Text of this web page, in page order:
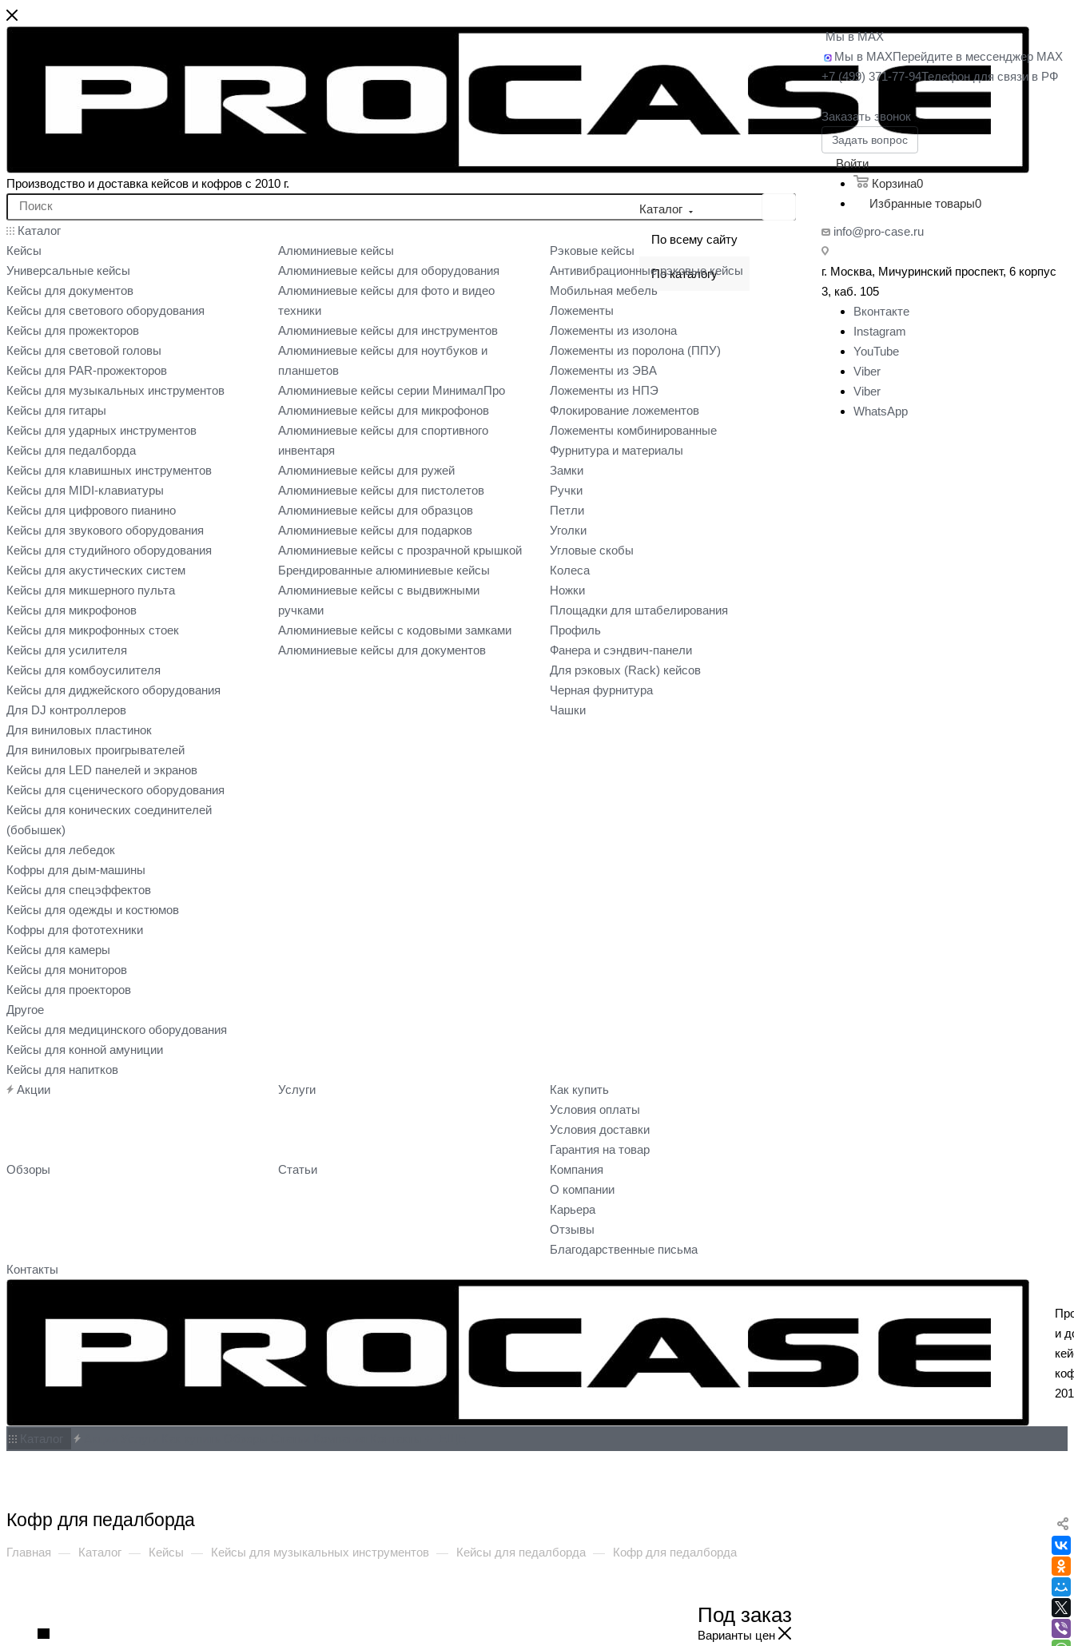
Производство и доставка кейсов и кофров с 2010 г.
Каталог
По всему сайту
По каталогу
Каталог
Кейсы
Универсальные кейсы
Кейсы для документов
Кейсы для светового оборудования
Кейсы для прожекторов
Кейсы для световой головы
Кейсы для PAR-прожекторов
Кейсы для музыкальных инструментов
Кейсы для гитары
Кейсы для ударных инструментов
Кейсы для педалборда
Кейсы для клавишных инструментов
Кейсы для MIDI-клавиатуры
Кейсы для цифрового пианино
Кейсы для звукового оборудования
Кейсы для студийного оборудования
Кейсы для акустических систем
Кейсы для микшерного пульта
Кейсы для микрофонов
Кейсы для микрофонных стоек
Кейсы для усилителя
Кейсы для комбоусилителя
Кейсы для диджейского оборудования
Для DJ контроллеров
Для виниловых пластинок
Для виниловых проигрывателей
Кейсы для LED панелей и экранов
Кейсы для сценического оборудования
Кейсы для конических соединителей
(бобышек)
Кейсы для лебедок
Кофры для дым-машины
Кейсы для спецэффектов
Кейсы для одежды и костюмов
Кофры для фототехники
Кейсы для камеры
Кейсы для мониторов
Кейсы для проекторов
Другое
Кейсы для медицинского оборудования
Кейсы для конной амуниции
Кейсы для напитков
Алюминиевые кейсы
Алюминиевые кейсы для оборудования
Алюминиевые кейсы для фото и видео
техники
Алюминиевые кейсы для инструментов
Алюминиевые кейсы для ноутбуков и
планшетов
Алюминиевые кейсы серии МинималПро
Алюминиевые кейсы для микрофонов
Алюминиевые кейсы для спортивного
инвентаря
Алюминиевые кейсы для ружей
Алюминиевые кейсы для пистолетов
Алюминиевые кейсы для образцов
Алюминиевые кейсы для подарков
Алюминиевые кейсы с прозрачной крышкой
Брендированные алюминиевые кейсы
Алюминиевые кейсы с выдвижными
ручками
Алюминиевые кейсы с кодовыми замками
Алюминиевые кейсы для документов
Рэковые кейсы
Антивибрационные рэковые кейсы
Мобильная мебель
Ложементы
Ложементы из изолона
Ложементы из поролона (ППУ)
Ложементы из ЭВА
Ложементы из НПЭ
Флокирование ложементов
Ложементы комбинированные
Фурнитура и материалы
Замки
Ручки
Петли
Уголки
Угловые скобы
Колеса
Ножки
Площадки для штабелирования
Профиль
Фанера и сэндвич-панели
Для рэковых (Rack) кейсов
Черная фурнитура
Чашки
Акции Услуги
Как купить
Условия оплаты
Условия доставки
Гарантия на товар
Обзоры
Статьи
Компания
О компании
Карьера
Отзывы
Благодарственные письма
Контакты
Мы в MAX
Мы в MAXПерейдите в мессенджер MAX
+7 (499) 371-77-94Телефон для связи в РФ
Заказать звонок
Задать вопрос
Войти
Корзина0
Избранные товары0
info@pro-case.ru
г. Москва, Мичуринский проспект, 6 корпус
3, каб. 105
Вконтакте
Instagram
YouTube
Viber
Viber
WhatsApp
и
Кофр для педалборда
Главная — Каталог — Кейсы — Кейсы для музыкальных инструментов — Кейсы для педалборда — Кофр для педалборда
Под заказ
Варианты цен